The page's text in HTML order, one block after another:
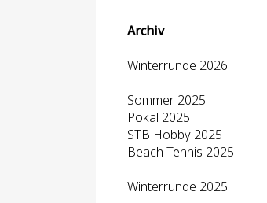
Archiv
Winterrunde 2026
Sommer 2025
Pokal 2025
STB Hobby 2025
Beach Tennis 2025
Winterrunde 2025